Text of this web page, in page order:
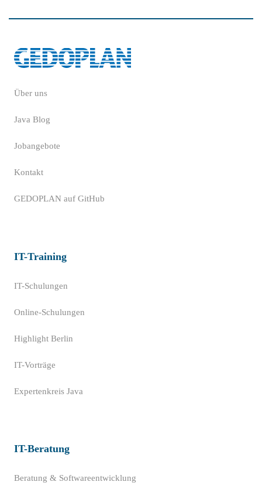
Über uns
Java Blog
Jobangebote
Kontakt
GEDOPLAN auf GitHub
IT-Training
IT-Schulungen
Online-Schulungen
Highlight Berlin
IT-Vorträge
Expertenkreis Java
IT-Beratung
Beratung & Softwareentwicklung